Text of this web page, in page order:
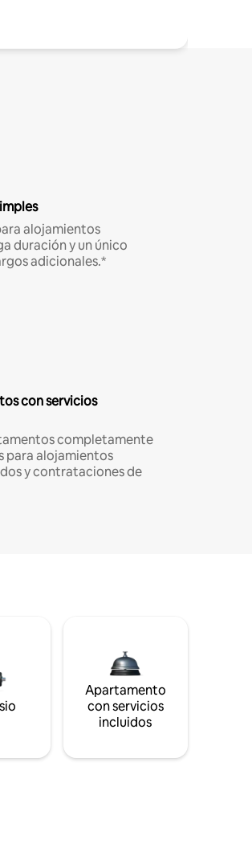
alojamientos
duración y un único
adicionales.*
con servicios
completamente
para alojamientos
y contrataciones de
Apartamento
con servicios
incluidos